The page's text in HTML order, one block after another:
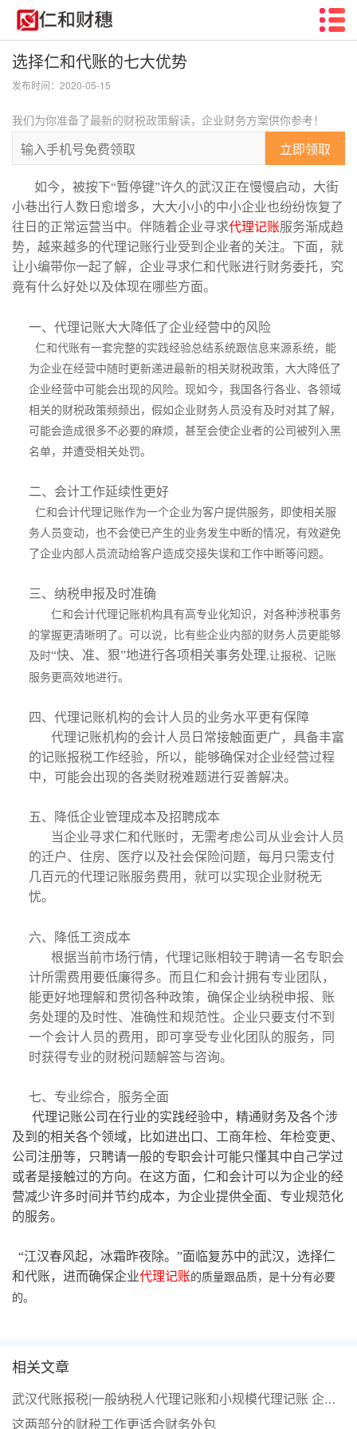
选择仁和代账的七大优势
发布时间：2020-05-15
我们为你准备了最新的财税政策解读，企业财务方案供你参考！
立即领取
如今，被按下“暂停键”许久的武汉正在慢慢启动，大街
小巷出行人数日愈增多，大大小小的中小企业也纷纷恢复了
往日的正常运营当中。伴随着企业寻求代理记账服务渐成趋
势，越来越多的代理记账行业受到企业者的关注。下面，就
让小编带你一起了解，企业寻求仁和代账进行财务委托，究
竟有什么好处以及体现在哪些方面。
一、代理记账大大降低了企业经营中的风险
仁和代账有一套完整的实践经验总结系统跟信息来源系统，能
为企业在经营中随时更新递进最新的相关财税政策，大大降低了
企业经营中可能会出现的风险。现如今，我国各行各业、各领域
相关的财税政策频频出，假如企业财务人员没有及时对其了解，
可能会造成很多不必要的麻烦，甚至会使企业者的公司被列入黑
名单，并遭受相关处罚。
二、会计工作延续性更好
仁和会计代理记账作为一个企业为客户提供服务，即使相关服
务人员变动，也不会使已产生的业务发生中断的情况，有效避免
了企业内部人员流动给客户造成交接失误和工作中断等问题。
三、纳税申报及时准确
仁和会计代理记账机构具有高专业化知识，对各种涉税事务
的掌握更清晰明了。可以说，比有些企业内部的财务人员更能够
及时“快、准、狠”地进行各项相关事务处理,让报税、记账
服务更高效地进行。
四、代理记账机构的会计人员的业务水平更有保障
代理记账机构的会计人员日常接触面更广，具备丰富
的记账报税工作经验，所以，能够确保对企业经营过程
中，可能会出现的各类财税难题进行妥善解决。
五、降低企业管理成本及招聘成本
当企业寻求仁和代账时，无需考虑公司从业会计人员
的迁户、住房、医疗以及社会保险问题，每月只需支付
几百元的代理记账服务费用，就可以实现企业财税无
忧。
六、降低工资成本
根据当前市场行情，代理记账相较于聘请一名专职会
计所需费用要低廉得多。而且仁和会计拥有专业团队，
能更好地理解和贯彻各种政策，确保企业纳税申报、账
务处理的及时性、准确性和规范性。企业只要支付不到
一个会计人员的费用，即可享受专业化团队的服务，同
时获得专业的财税问题解答与咨询。
七、专业综合，服务全面
代理记账公司在行业的实践经验中，精通财务及各个涉
及到的相关各个领域，比如进出口、工商年检、年检变更、
公司注册等，只聘请一般的专职会计可能只懂其中自己学过
或者是接触过的方向。在这方面，仁和会计可以为企业的经
营减少许多时间并节约成本，为企业提供全面、专业规范化
的服务。
“江汉春风起，冰霜昨夜除。”面临复苏中的武汉，选择仁
和代账，进而确保企业代理记账的质量跟品质，是十分有必要
的。
相关文章
武汉代账报税|一般纳税人代理记账和小规模代理记账 企业该选哪个
这两部分的财税工作更适合财务外包